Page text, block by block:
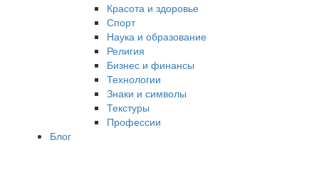
Красота и здоровье
Спорт
Наука и образование
Религия
Бизнес и финансы
Технологии
Знаки и символы
Текстуры
Профессии
Блог